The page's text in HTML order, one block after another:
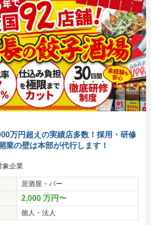
万円超えの実績店多数！採用・研修
業の壁は本部が代行します！
象企業
居酒屋・バー
2,000 万円〜
個人・法人